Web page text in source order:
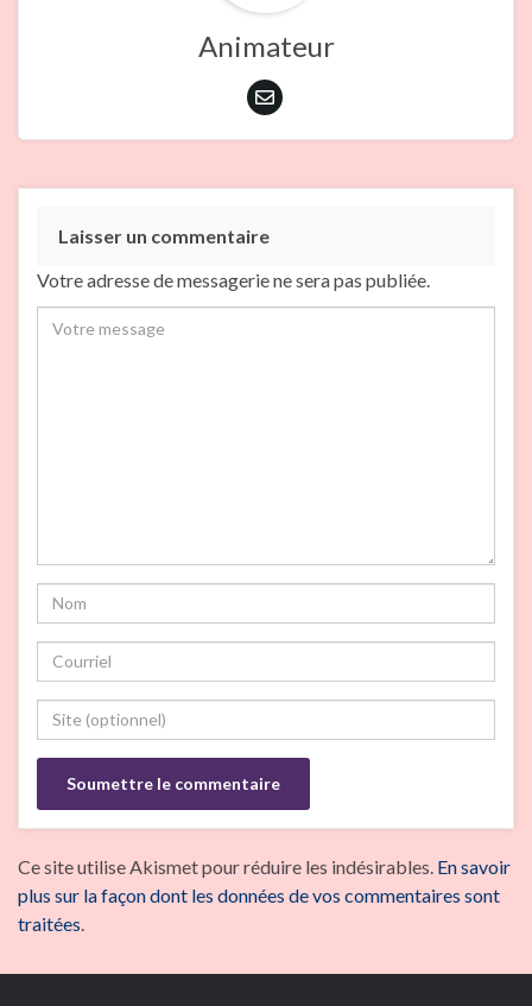
Animateur
Laisser un commentaire
Votre adresse de messagerie ne sera pas publiée.
Ce site utilise Akismet pour réduire les indésirables. En savoir
plus sur la façon dont les données de vos commentaires sont
traitées.